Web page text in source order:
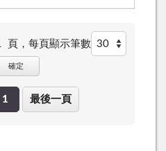
頁， 每頁顯示筆數
確定
1 最後一頁